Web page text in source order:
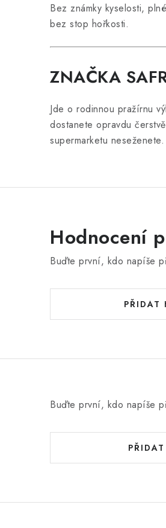
Bez známky kyselosti,
bez stop hořkosti.
ZNAČKA
Jde o rodinnou pražírnu
dostanete opravdu
supermarketu neseženete.
Hodnocení
Buďte první, kdo napíše
PŘIDAT
Buďte první, kdo napíše